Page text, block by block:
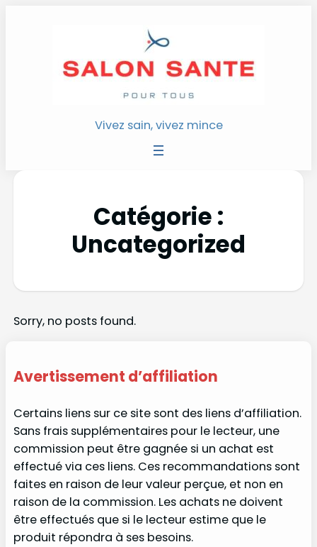
Vivez sain, vivez mince
Catégorie :
Uncategorized
Sorry, no posts found.
Avertissement d’affiliation
Certains liens sur ce site sont des liens d’affiliation.
Sans frais supplémentaires pour le lecteur, une
commission peut être gagnée si un achat est
effectué via ces liens. Ces recommandations sont
faites en raison de leur valeur perçue, et non en
raison de la commission. Les achats ne doivent
être effectués que si le lecteur estime que le
produit répondra à ses besoins.